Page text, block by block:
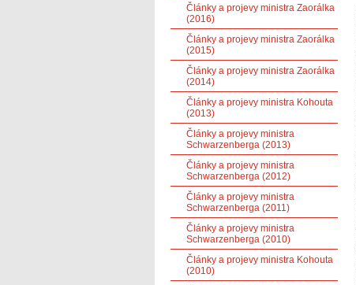
Články a projevy ministra Zaorálka
(2016)
Články a projevy ministra Zaorálka
(2015)
Články a projevy ministra Zaorálka
(2014)
Články a projevy ministra Kohouta
(2013)
Články a projevy ministra
Schwarzenberga (2013)
Články a projevy ministra
Schwarzenberga (2012)
Články a projevy ministra
Schwarzenberga (2011)
Články a projevy ministra
Schwarzenberga (2010)
Články a projevy ministra Kohouta
(2010)